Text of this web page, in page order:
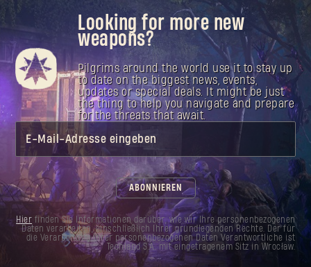
Looking for more new
weapons?
Pilgrims around the world use it to stay up
to date on the biggest news, events,
updates or special deals. It might be just
the thing to help you navigate and prepare
for the threats that await.
E-Mail-Adresse eingeben
ABONNIEREN
Hier finden Sie Informationen darüber, wie wir Ihre personenbezogenen
Daten verarbeiten, einschließlich Ihrer grundlegenden Rechte. Der für
die Verarbeitung Ihrer personenbezogenen Daten Verantwortliche ist
Techland S.A. mit eingetragenem Sitz in Wrocław.